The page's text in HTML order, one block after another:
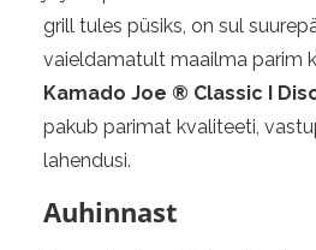
grill tules püsiks, on sul
vaieldamatult maailma parim
Kamado Joe ® Classic I
pakub parimat kvaliteeti,
lahendusi.
Auhinnast